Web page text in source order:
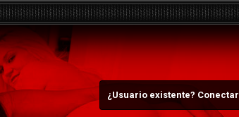
¿Usuario existente? Conectar